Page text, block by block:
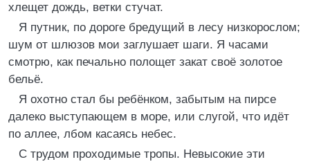
хлещет дождь, ветки стучат.
Я путник, по дороге бредущий в лесу низкорослом;
шум от шлюзов мои заглушает шаги. Я часами
смотрю, как печально полощет закат своё золотое
бельё.
Я охотно стал бы ребёнком, забытым на пирсе
далеко выступающем в море, или слугой, что идёт
по аллее, лбом касаясь небес.
С трудом проходимые тропы. Невысокие эти